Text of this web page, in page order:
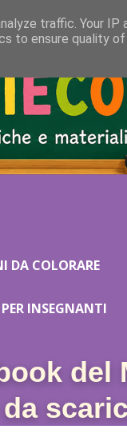
DA COLORARE
INSEGNANTI
del
da
traffic. Your IP
to ensure quality